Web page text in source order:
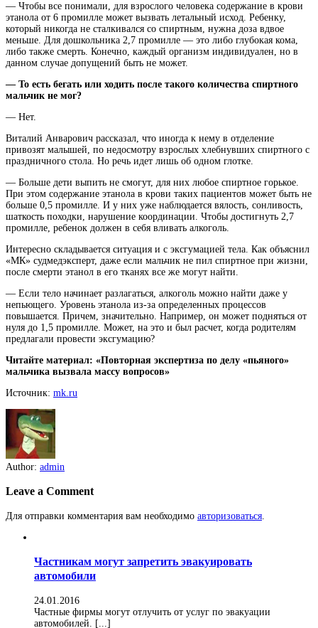
— Чтобы все понимали, для взрослого человека содержание в крови
этанола от 6 промилле может вызвать летальный исход. Ребенку,
который никогда не сталкивался со спиртным, нужна доза вдвое
меньше. Для дошкольника 2,7 промилле — это либо глубокая кома,
либо также смерть. Конечно, каждый организм индивидуален, но в
данном случае допущений быть не может.
— То есть бегать или ходить после такого количества спиртного
мальчик не мог?
— Нет.
Виталий Анварович рассказал, что иногда к нему в отделение
привозят малышей, по недосмотру взрослых хлебнувших спиртного с
праздничного стола. Но речь идет лишь об одном глотке.
— Больше дети выпить не смогут, для них любое спиртное горькое.
При этом содержание этанола в крови таких пациентов может быть не
больше 0,5 промилле. И у них уже наблюдается вялость, сонливость,
шаткость походки, нарушение координации. Чтобы достигнуть 2,7
промилле, ребенок должен в себя вливать алкоголь.
Интересно складывается ситуация и с эксгумацией тела. Как объяснил
«МК» судмедэксперт, даже если мальчик не пил спиртное при жизни,
после смерти этанол в его тканях все же могут найти.
— Если тело начинает разлагаться, алкоголь можно найти даже у
непьющего. Уровень этанола из-за определенных процессов
повышается. Причем, значительно. Например, он может подняться от
нуля до 1,5 промилле. Может, на это и был расчет, когда родителям
предлагали провести эксгумацию?
Читайте материал: «Повторная экспертиза по делу «пьяного»
мальчика вызвала массу вопросов»
Источник: mk.ru
Author: admin
Leave a Comment
Для отправки комментария вам необходимо авторизоваться
Частникам могут запретить эвакуировать
автомобили
24.01.2016
Частные фирмы могут отлучить от услуг по эвакуации
автомобилей. [...]